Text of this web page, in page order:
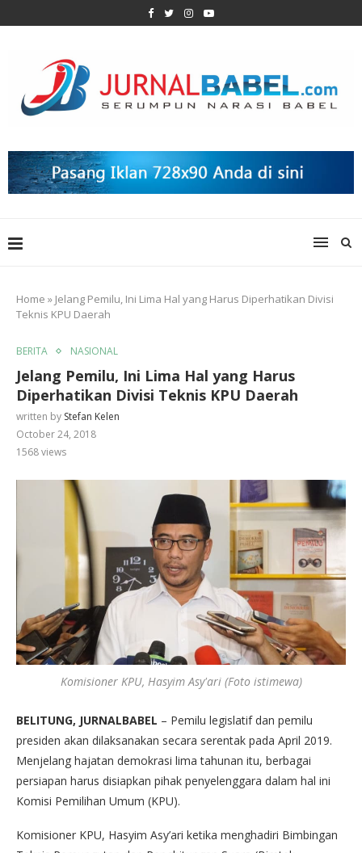
Home » Jelang Pemilu, Ini Lima Hal yang Harus Diperhatikan Divisi
Teknis KPU Daerah
BERITA NASIONAL
Jelang Pemilu, Ini Lima Hal yang Harus
Diperhatikan Divisi Teknis KPU Daerah
written by Stefan Kelen
October 24, 2018
1568views
Komisioner KPU, Hasyim Asy'ari (Foto istimewa)
BELITUNG, JURNALBABEL – Pemilu legislatif dan pemilu
presiden akan dilaksanakan secara serentak pada April 2019.
Menjelang hajatan demokrasi lima tahunan itu, berbagai
persiapan harus disiapkan pihak penyelenggara dalam hal ini
Komisi Pemilihan Umum (KPU).
Komisioner KPU, Hasyim Asy’ari ketika menghadiri Bimbingan